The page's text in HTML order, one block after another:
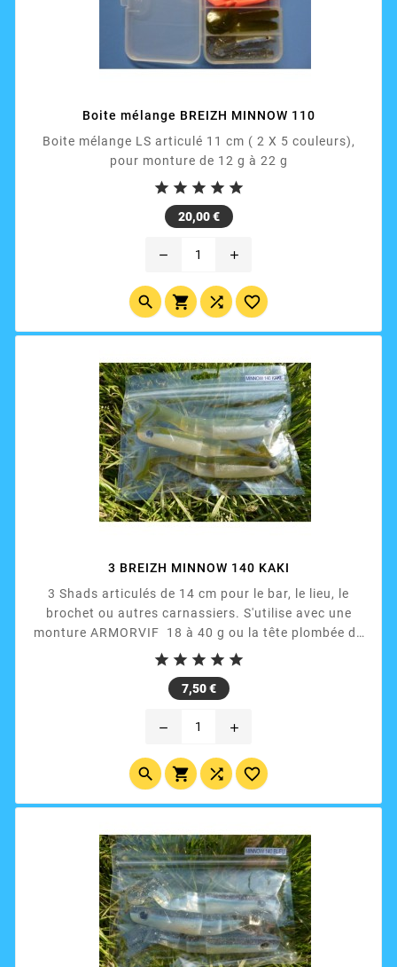
Boite mélange BREIZH MINNOW 110
Boite mélange LS articulé 11 cm ( 2 X 5 couleurs),
pour monture de 12 g à 22 g
    
20,00 € Prix
remove add
   
3 BREIZH MINNOW 140 KAKI
3 Shads articulés de 14 cm pour le bar, le lieu, le
brochet ou autres carnassiers. S'utilise avec une
monture ARMORVIF 18 à 40 g ou la tête plombée de
votre choix.
    
7,50 € Prix
remove add
   